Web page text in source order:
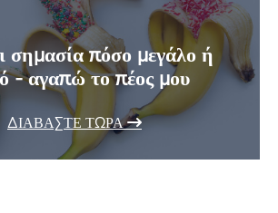
σημασία πόσο μεγάλο ή
- αγαπώ το πέος μου
ΔΙΑΒΆΣΤΕ ΤΏΡΑ